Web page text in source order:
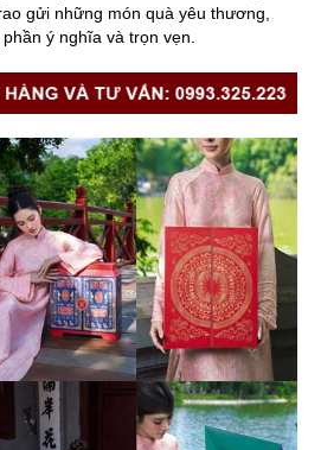
gửi những món quà yêu thương,
ý nghĩa và trọn vẹn.